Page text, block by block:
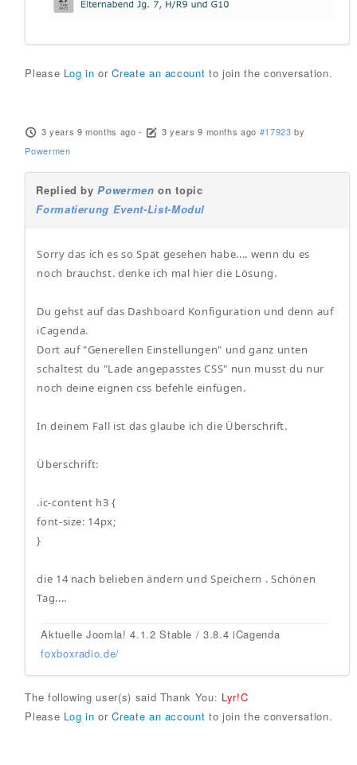
Please Log in orCreate an account to join the conversation.
3 years 9 months ago - 3 years 9 months ago #17923 by
Powermen
Replied byPowermen on topic
Formatierung Event-List-Modul
Sorry das ich es so Spät gesehen habe.... wenn du es
noch brauchst. denke ich mal hier die Lösung.
Du gehst auf das Dashboard Konfiguration und denn auf
iCagenda.
Dort auf "Generellen Einstellungen" und ganz unten
schaltest du "Lade angepasstes CSS" nun musst du nur
noch deine eignen css befehle einfügen.
In deinem Fall ist das glaube ich die Überschrift.
Überschrift:
.ic-content h3 {
font-size: 14px;
}
die 14 nach belieben ändern und Speichern . Schönen
Tag....
Aktuelle Joomla! 4.1.2 Stable / 3.8.4 iCagenda
foxboxradio.de/
The following user(s) said Thank You: Lyr!C
Please Log in orCreate an account to join the conversation.